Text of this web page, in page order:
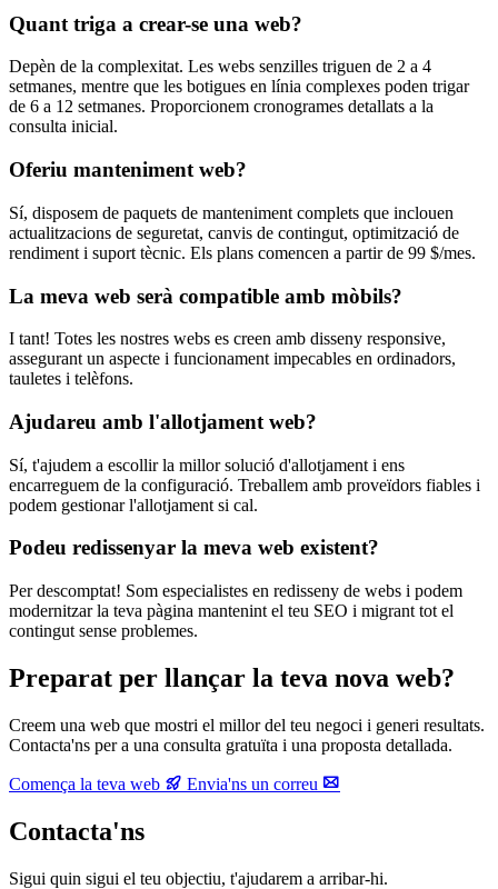
Quant triga a crear-se una web?
Depèn de la complexitat. Les webs senzilles triguen de 2 a 4
setmanes, mentre que les botigues en línia complexes poden trigar
de 6 a 12 setmanes. Proporcionem cronogrames detallats a la
consulta inicial.
Oferiu manteniment web?
Sí, disposem de paquets de manteniment complets que inclouen
actualitzacions de seguretat, canvis de contingut, optimització de
rendiment i suport tècnic. Els plans comencen a partir de 99 $/mes.
La meva web serà compatible amb mòbils?
I tant! Totes les nostres webs es creen amb disseny responsive,
assegurant un aspecte i funcionament impecables en ordinadors,
tauletes i telèfons.
Ajudareu amb l'allotjament web?
Sí, t'ajudem a escollir la millor solució d'allotjament i ens
encarreguem de la configuració. Treballem amb proveïdors fiables i
podem gestionar l'allotjament si cal.
Podeu redissenyar la meva web existent?
Per descomptat! Som especialistes en redisseny de webs i podem
modernitzar la teva pàgina mantenint el teu SEO i migrant tot el
contingut sense problemes.
Preparat per llançar la teva nova web?
Creem una web que mostri el millor del teu negoci i generi resultats.
Contacta'ns per a una consulta gratuïta i una proposta detallada.
Comença la teva web Envia'ns un correu
Contacta'ns
Sigui quin sigui el teu objectiu, t'ajudarem a arribar-hi.